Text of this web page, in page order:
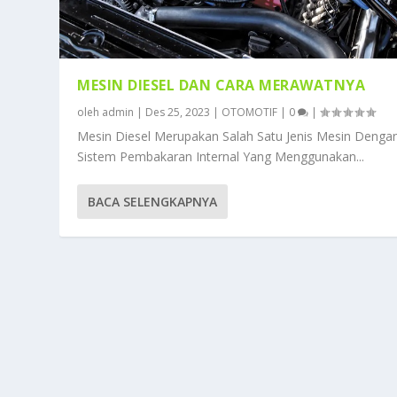
MESIN DIESEL DAN CARA MERAWATNYA
oleh admin | Des 25, 2023 | OTOMOTIF | 0 |
Mesin Diesel Merupakan Salah Satu Jenis Mesin
Sistem Pembakaran Internal Yang Menggunakan...
BACA SELENGKAPNYA